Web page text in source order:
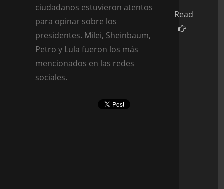
ciudadanos estuvieron atentos
para opinar sobre los
presidentes. Milei, Sheinbaum,
Petro y Lula fueron los más
mencionados en las redes
sociales.
Read